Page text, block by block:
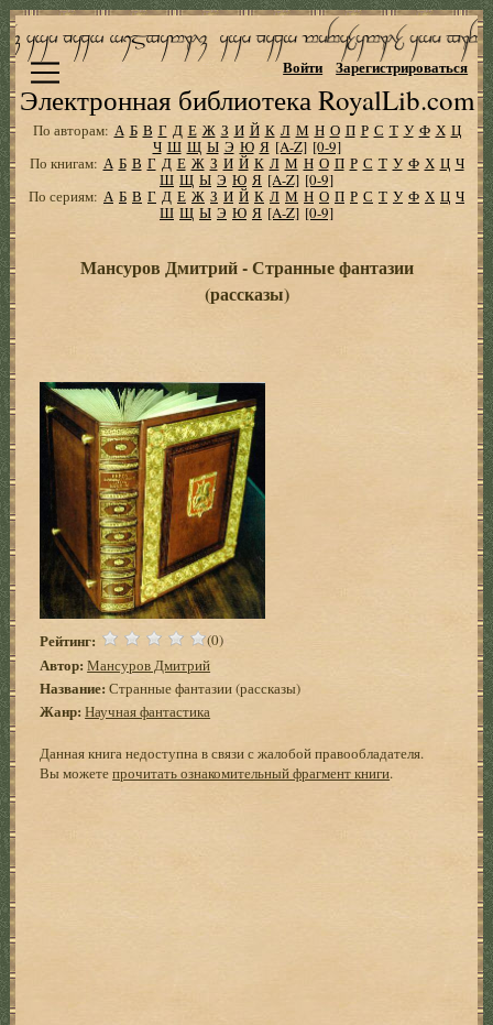
Электронная библиотека RoyalLib.com
Войти Зарегистрироваться
По авторам: А Б В Г Д Е Ж З И Й К Л М Н О П Р С Т У Ф Х Ц
Ч Ш Щ Ы Э Ю Я [A-Z] [0-9]
По книгам: А Б В Г Д Е Ж З И Й К Л М Н О П Р С Т У Ф Х Ц Ч
Ш Щ Ы Э Ю Я [A-Z] [0-9]
По сериям: А Б В Г Д Е Ж З И Й К Л М Н О П Р С Т У Ф Х Ц Ч
Ш Щ Ы Э Ю Я [A-Z] [0-9]
Мансуров Дмитрий - Странные фантазии
(рассказы)
Рейтинг: (0)
Автор: Мансуров Дмитрий
Название: Странные фантазии (рассказы)
Жанр: Научная фантастика
Данная книга недоступна в связи с жалобой правообладателя.
Вы можетепрочитать ознакомительный фрагмент книги.